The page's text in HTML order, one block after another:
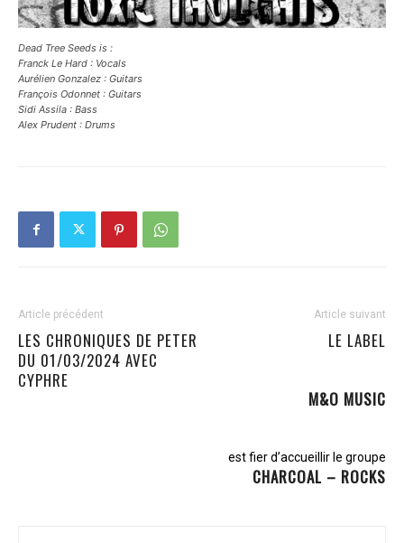
Dead Tree Seeds is :
Franck Le Hard : Vocals
Aurélien Gonzalez : Guitars
François Odonnet : Guitars
Sidi Assila : Bass
Alex Prudent : Drums
Article précédent
LES CHRONIQUES DE PETER
DU 01/03/2024 AVEC
CYPHRE
Article suivant
LE LABEL
M&O MUSIC
est fier d’accueillir le groupe
CHARCOAL – ROCKS